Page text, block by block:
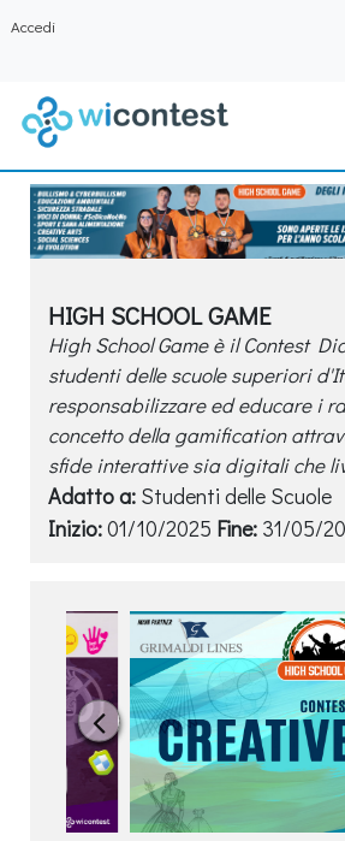
Accedi
HIGH SCHOOL GAME
High School Game è il Contest
studenti delle scuole superiori
responsabilizzare ed educare i
concetto della gamification
sfide interattive sia digitali che
Adatto a: Studenti delle Scuole
Inizio:01/10/2025 Fine: 31/05/
